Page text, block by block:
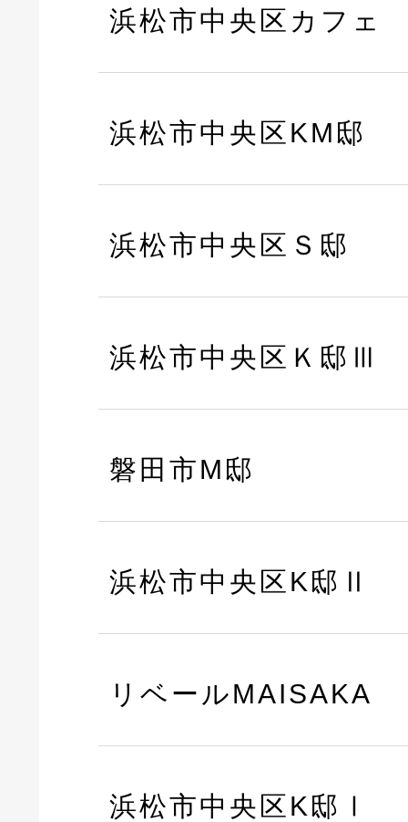
浜松市中央区カフェ
浜松市中央区KM邸
浜松市中央区Ｓ邸
浜松市中央区Ｋ邸Ⅲ
磐田市M邸
浜松市中央区K邸Ⅱ
リベールMAISAKA
浜松市中央区K邸Ⅰ